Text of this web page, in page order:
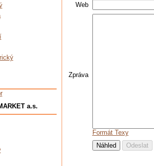
Web
Zpráva
Formát Texy
a.s.